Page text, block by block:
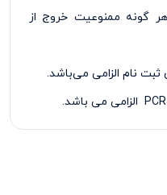
گونه ممنوعیت خروج از
PCR الزامی می باشد.